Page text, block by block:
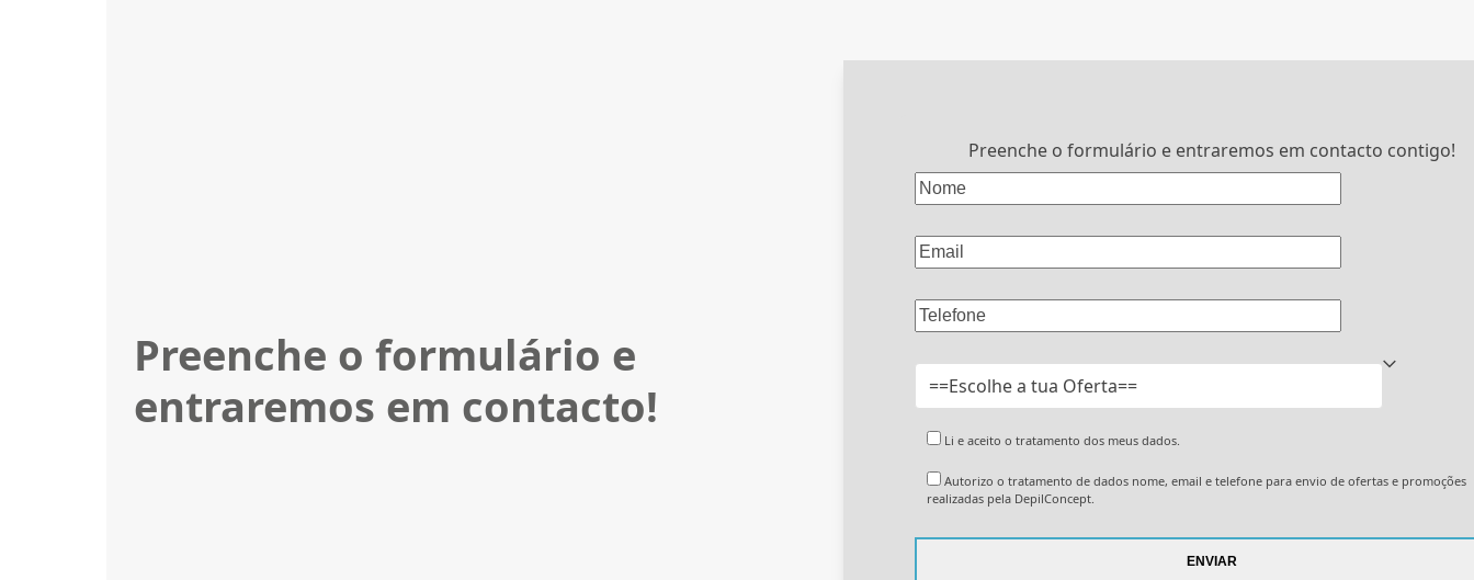
Preenche o formulário e
entraremos em contacto!
Preenche o formulário e entraremos em contacto contigo!
Li e aceito o tratamento dos meus dados.
Autorizo o tratamento de dados nome, email e telefone para envio de ofertas e promoções
realizadas pela DepilConcept.